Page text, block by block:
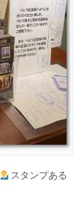
スタンプある